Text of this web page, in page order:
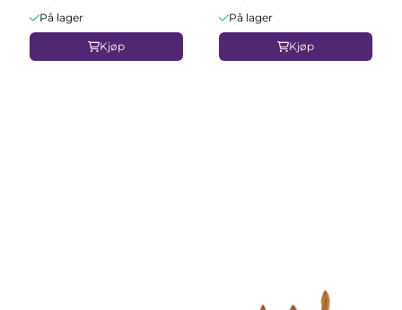
På lager
Kjøp
På lager
Kjøp